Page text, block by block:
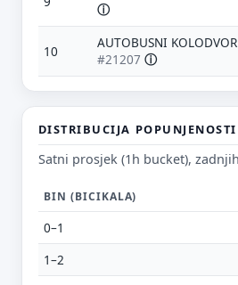
ⓘ
10
AUTOBUSNI KOLODVOR
#21207 ⓘ
DISTRIBUCIJA
Satni prosjek (1h bucket),
BIN (BICIKALA)
0–1
1–2
Predloži poboljšanje ove
Što bi ti ovdje bilo korisno? Koje
stranica može odgovoriti? (npr.
usporediti?”)
Vrsta poruke
Povratna informacija
Prijava